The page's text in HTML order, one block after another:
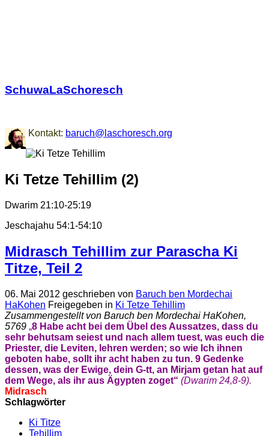
SchuwaLaSchoresch
Kontakt: baruch@laschoresch.org
Ki Tetze Tehillim (2)
Dwarim 21:10-25:19
Jeschajahu 54:1-54:10
Midrasch Tehillim zur Parascha Ki
Titze, Teil 2
06. Mai 2012 geschrieben von Baruch ben Mordechai
HaKohen Freigegeben in Ki Tetze Tehillim
Zusammengestellt von Baruch ben Mordechai HaKohen,
5769 „8 Habe acht bei dem Übel des Aussatzes, dass du
sehr behutsam seiest und nach allem tuest, was euch die
Priester, die Leviten, lehren werden; so wie Ich ihnen
geboten habe, sollt ihr acht haben zu tun. 9 Gedenke
dessen, was der Ewige, dein G-tt, an Mirjam getan hat auf
dem Wege, als ihr aus Ägypten zoget“ (Dwarim 24,8-9).
Midrasch
Schlagwörter
Ki Titze
Tehillim